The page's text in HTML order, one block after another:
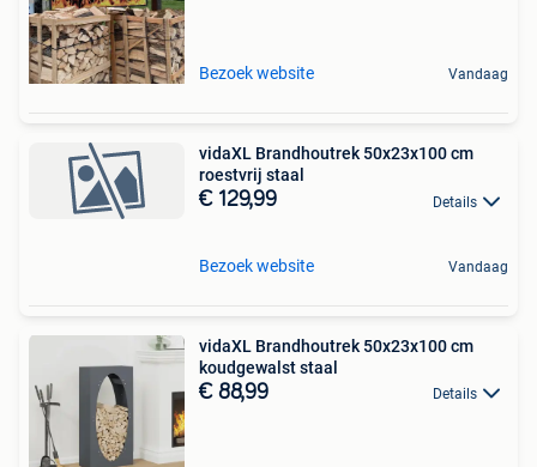
Bezoek website Vandaag
vidaXL Brandhoutrek 50x23x100 cm
roestvrij staal
€ 129,99 Details
Bezoek website Vandaag
vidaXL Brandhoutrek 50x23x100 cm
koudgewalst staal
€ 88,99 Details